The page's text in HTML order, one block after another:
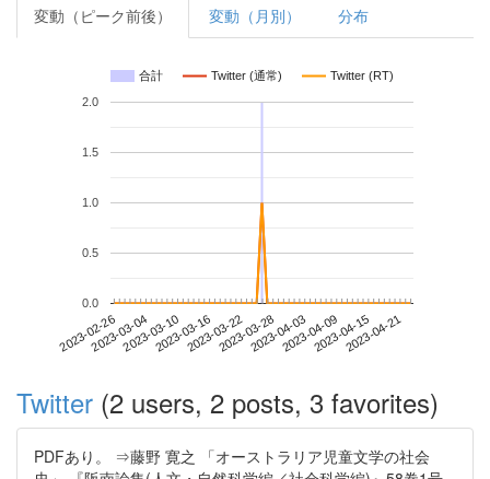
変動（ピーク前後） 変動（月別） 分布
合計 Twitter (通常) Twitter (RT)
2023-02-262023-03-042023-03-102023-03-162023-03-222023-03-282023-04-032023-04-092023-04-152023-04-21
0.0
0.5
1.0
1.5
2.0
Twitter (2 users, 2 posts, 3 favorites)
PDFあり。 ⇒藤野 寛之 「オーストラリア児童文学の社会